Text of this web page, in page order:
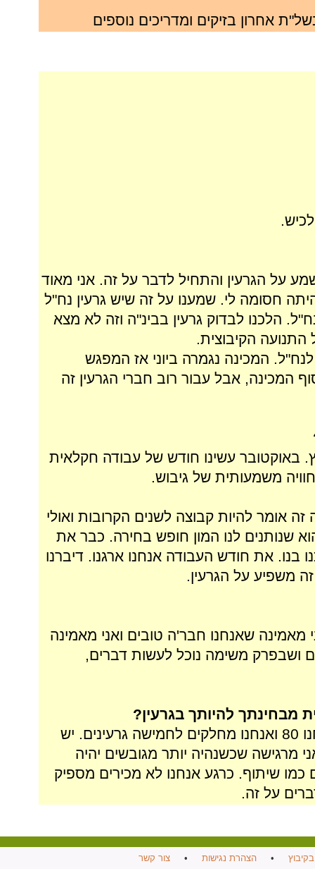
אחרון בזיקים ומדריכים נוספים
על הגרעין והתחיל לדבר על זה. אני מאוד
חסומה לי. שמענו על זה שיש גרעין נח"ל
הלכנו לבדוק גרעין בבינ"ה וזה לא מצא
התנועה הקיבוצית.
המכינה נגמרה ביוני אז המפגש
המכינה, אבל עבור רוב חברי הגרעין זה
באוקטובר עשינו חודש של עבודה חקלאית
משמעותית של גיבוש.
אומר להיות קבוצה לשנים הקרובות ואולי
שנותנים לנו המון חופש בחירה. כבר את
בנו. את חודש העבודה אנחנו ארגנו. דיברנו
משפיע על הגרעין.
מאמינה שאנחנו חבר'ה טובים ואני מאמינה
ושבפרק משימה נוכל לעשות דברים,
מבחינתך להיותך בגרעין?
זה משהו שמדברים עליו. כרגע אנחנו 80 ואנחנו מחלקים לחמישה גרעינים. יש
מרגישה שכשנהיה יותר מגובשים יהיה
כמו שיתוף. כרגע אנחנו לא מכירים מספיק
על זה.
•הצהרת נגישות •צור קשר